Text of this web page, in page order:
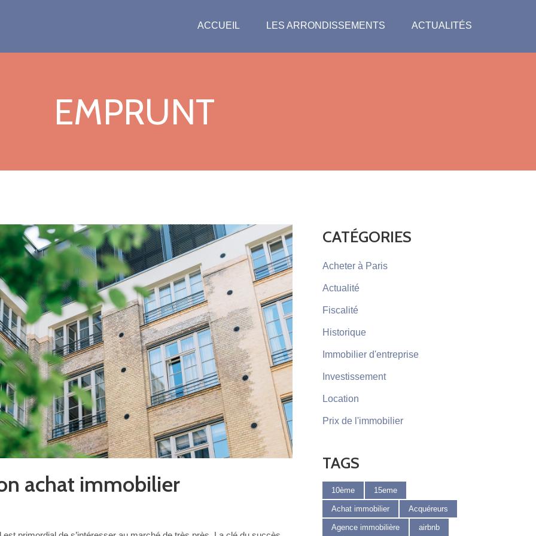
ACCUEIL LES ARRONDISSEMENTS ACTUALITÉS
EMPRUNT
achat immobilier
CATÉGORIES
Acheter à Paris
Actualité
Fiscalité
Historique
Immobilier d'entreprise
Investissement
Location
Prix de l'immobilier
TAGS
10ème 15eme
Achat immobilier Acquéreurs
Agence immobilière airbnb